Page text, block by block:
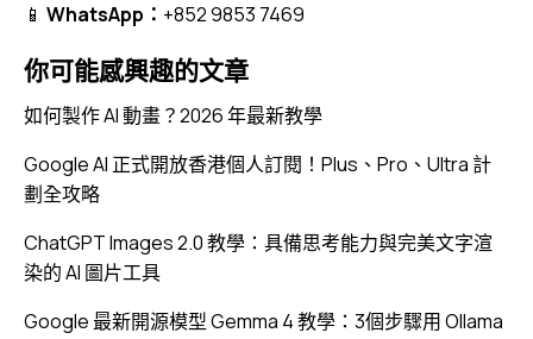
📱 WhatsApp： +852 9853 7469
你可能感興趣的文章
如何製作 AI 動畫？2026 年最新教學
Google AI 正式開放香港個人訂閱！Plus、Pro、Ultra 計
劃全攻略
ChatGPT Images 2.0 教學：具備思考能力與完美文字渲
染的 AI 圖片工具
Google 最新開源模型 Gemma 4 教學：3個步驟用 Ollama